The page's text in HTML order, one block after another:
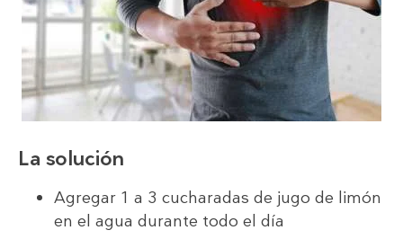
La solución
Agregar 1 a 3 cucharadas de jugo de limón
en el agua durante todo el día